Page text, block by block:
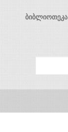
ბიბლიოთეკა